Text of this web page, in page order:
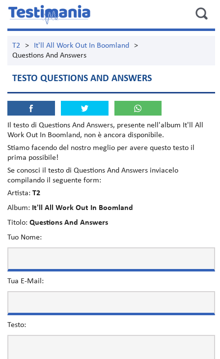
T2 > It'll All Work Out In Boomland
>
Questions And Answers
TESTO QUESTIONS AND ANSWERS
Il testo di Questions And Answers, presente nell'album It'll All
Work Out In Boomland, non è ancora disponibile.
Stiamo facendo del nostro meglio per avere questo testo il
prima possibile!
Se conosci il testo di Questions And Answers inviacelo
compilando il seguente form:
Artista: T2
Album: It'll All Work Out In Boomland
Titolo: Questions And Answers
Tuo Nome:
Tua E-Mail:
Testo: